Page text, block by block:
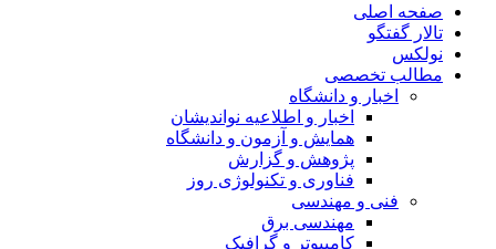
صفحه اصلی
تالار گفتگو
نولکس
مطالب تخصصی
اخبار و دانشگاه
اخبار و اطلاعیه نواندیشان
همایش و آزمون و دانشگاه
پژوهش و گزارش
فناوری و تکنولوژی روز
فنی و مهندسی
مهندسی برق
کامپیوتر و گرافیک